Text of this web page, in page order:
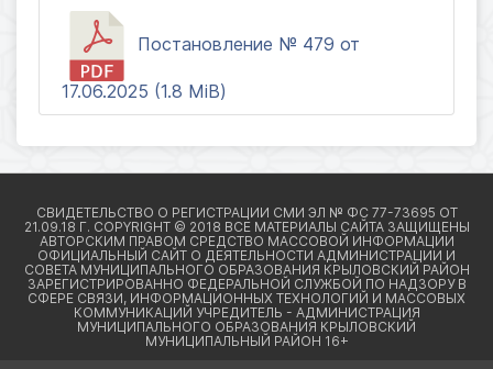
Постановление № 479 от
17.06.2025 (1.8 MiB)